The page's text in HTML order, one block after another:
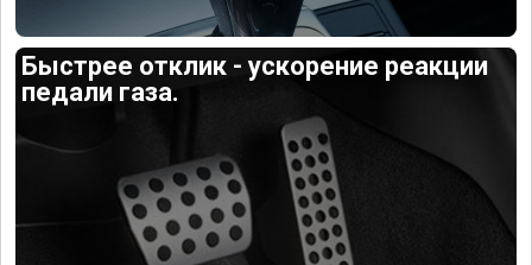
Быстрее отклик - ускорение реакции
педали газа.